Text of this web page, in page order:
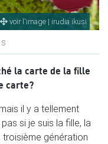
voir l'image | irudia ikusi
la carte de la fille
carte?
il y a tellement
si je suis la fille, la
troisième génération